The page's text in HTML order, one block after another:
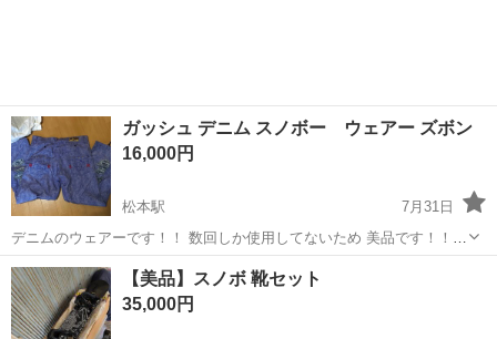
ガッシュ デニム スノボー ウェアー ズボン
16,000円
松本駅
7月31日
デニムのウェアーです！！ 数回しか使用してないため 美品です！！
レディースでもブカブカで履いて頂けます(•̀ᴗ•́)و ̑̑
長野 松本市 松本駅 スノーボード
【美品】スノボ 靴セット
35,000円